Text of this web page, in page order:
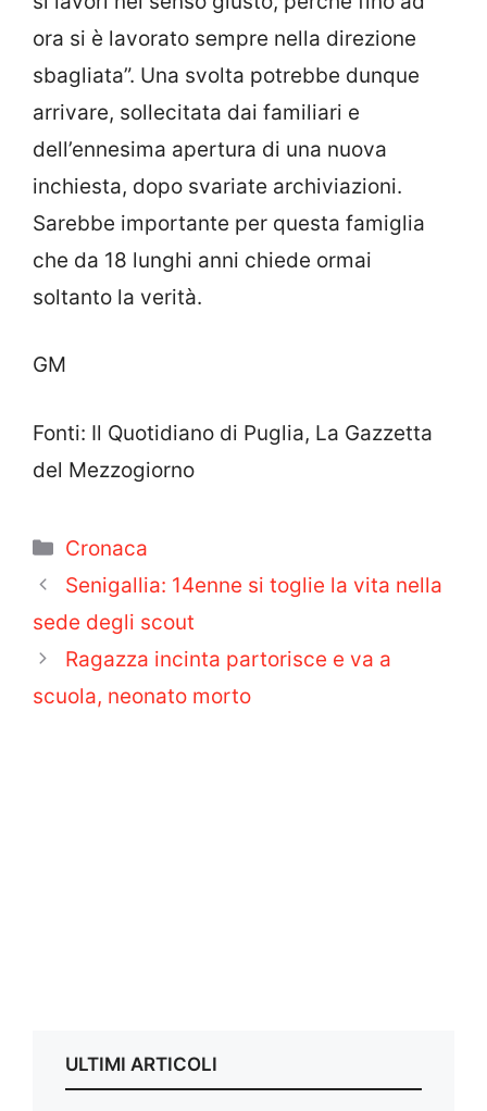
ora si è lavorato sempre nella direzione
sbagliata”. Una svolta potrebbe dunque
arrivare, sollecitata dai familiari e
dell’ennesima apertura di una nuova
inchiesta, dopo svariate archiviazioni.
Sarebbe importante per questa famiglia
che da 18 lunghi anni chiede ormai
soltanto la verità.
GM
Fonti: Il Quotidiano di Puglia, La Gazzetta
del Mezzogiorno
Categorie
Cronaca
Senigallia: 14enne si toglie la vita nella
sede degli scout
Ragazza incinta partorisce e va a
scuola, neonato morto
ULTIMI ARTICOLI